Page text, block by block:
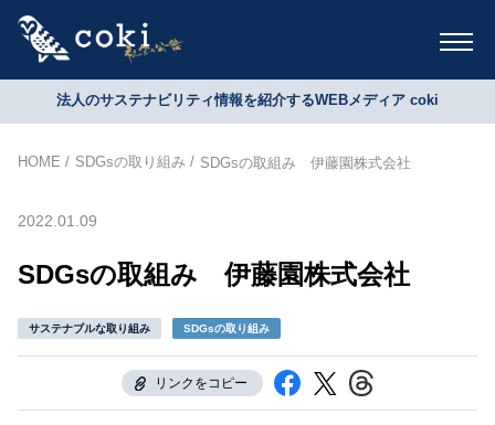
法人のサステナビリティ情報を紹介するWEBメディア coki
HOME SDGsの取り組み SDGsの取組み 伊藤園株式会社
2022.01.09
SDGsの取組み 伊藤園株式会社
サステナブルな取り組み SDGsの取り組み
リンクをコピー